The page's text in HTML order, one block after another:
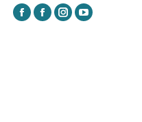
FACEBOOK
FACEBOOK
INSTAGRAM
YOUTUBE